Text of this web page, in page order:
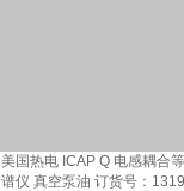
美国热电 ICAP Q 电感耦合
谱仪 真空泵油 订货号：